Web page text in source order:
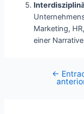
Marketing,
einer
←